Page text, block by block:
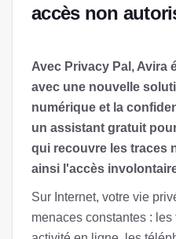
accès non
Avec Privacy Pal, Avira
avec une nouvelle
numérique et la
un assistant gratuit
qui recouvre les traces
ainsi l'accès
Sur Internet, votre vie
menaces constantes :